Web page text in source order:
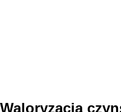
Waloryzacja